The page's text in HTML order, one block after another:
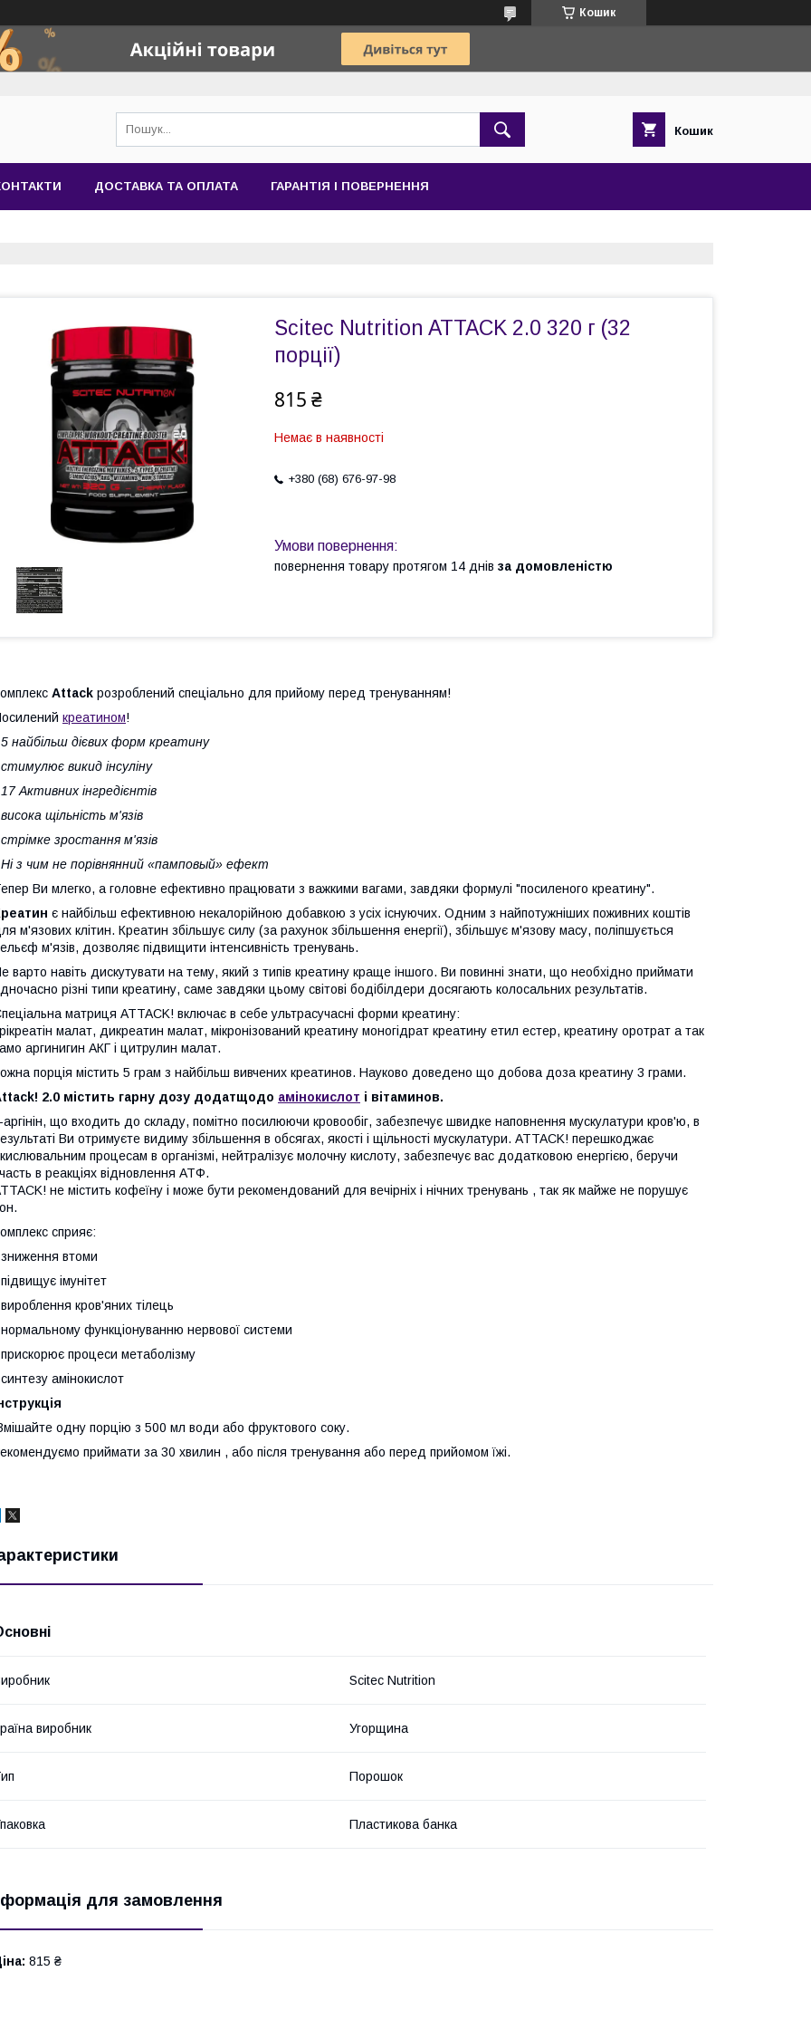
Кошик
Кошик
ДОСТАВКА ТА ОПЛАТА ГАРАНТІЯ І ПОВЕРНЕННЯ
Scitec Nutrition ATTACK 2.0 320 г (32
порції)
815 ₴
Немає в наявності
+380 (68) 676-97-98
повернення товару протягом 14 днів за домовленістю
Attack розроблений спеціально для прийому перед тренуванням!
креатином!
найбільш дієвих форм креатину
викид інсуліну
Активних інгредієнтів
щільність м'язів
зростання м'язів
Ні з чим не порівнянний «памповый» ефект
Ви млегко, а головне ефективно працювати з важкими вагами, завдяки формулі "посиленого креатину".
є найбільш ефективною некалорійною добавкою з усіх існуючих. Одним з найпотужніших поживних коштів
м'язових клітин. Креатин збільшує силу (за рахунок збільшення енергії), збільшує м'язову масу, поліпшується
м'язів, дозволяє підвищити інтенсивність тренувань.
варто навіть дискутувати на тему, який з типів креатину краще іншого. Ви повинні знати, що необхідно приймати
різні типи креатину, саме завдяки цьому світові бодібілдери досягають колосальних результатів.
матриця ATTACK! включає в себе ультрасучасні форми креатину:
малат, дикреатин малат, мікронізований креатину моногідрат креатину етил естер, креатину оротрат а так
аргинигин АКГ і цитрулин малат.
порція містить 5 грам з найбільш вивчених креатинов. Науково доведено що добова доза креатину 3 грами.
2.0 містить гарну дозу додатщодо амінокислот і вітаминов.
аргінін, що входить до складу, помітно посилюючи кровообіг, забезпечує швидке наповнення мускулатури кров'ю, в
Ви отримуєте видиму збільшення в обсягах, якості і щільності мускулатури. ATTACK! перешкоджає
процесам в організмі, нейтралізує молочну кислоту, забезпечує вас додатковою енергією, беручи
в реакціях відновлення АТФ.
не містить кофеїну і може бути рекомендований для вечірніх і нічних тренувань , так як майже не порушує
сприяє:
втоми
імунітет
кров'яних тілець
функціонуванню нервової системи
процеси метаболізму
амінокислот
одну порцію з 500 мл води або фруктового соку.
приймати за 30 хвилин , або після тренування або перед прийомом їжі.
Scitec Nutrition
виробник Угорщина
Порошок
Пластикова банка
для замовлення
815 ₴